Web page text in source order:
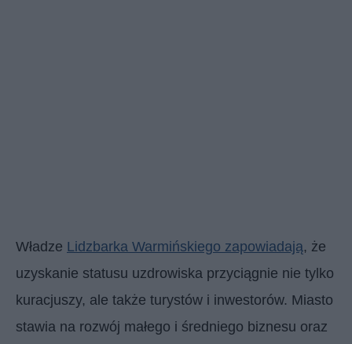
Władze Lidzbarka Warmińskiego zapowiadają, że
uzyskanie statusu uzdrowiska przyciągnie nie tylko
kuracjuszy, ale także turystów i inwestorów. Miasto
stawia na rozwój małego i średniego biznesu oraz